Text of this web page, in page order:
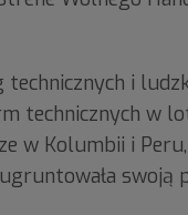
technicznych i
technicznych w
w Kolumbii i
swoją